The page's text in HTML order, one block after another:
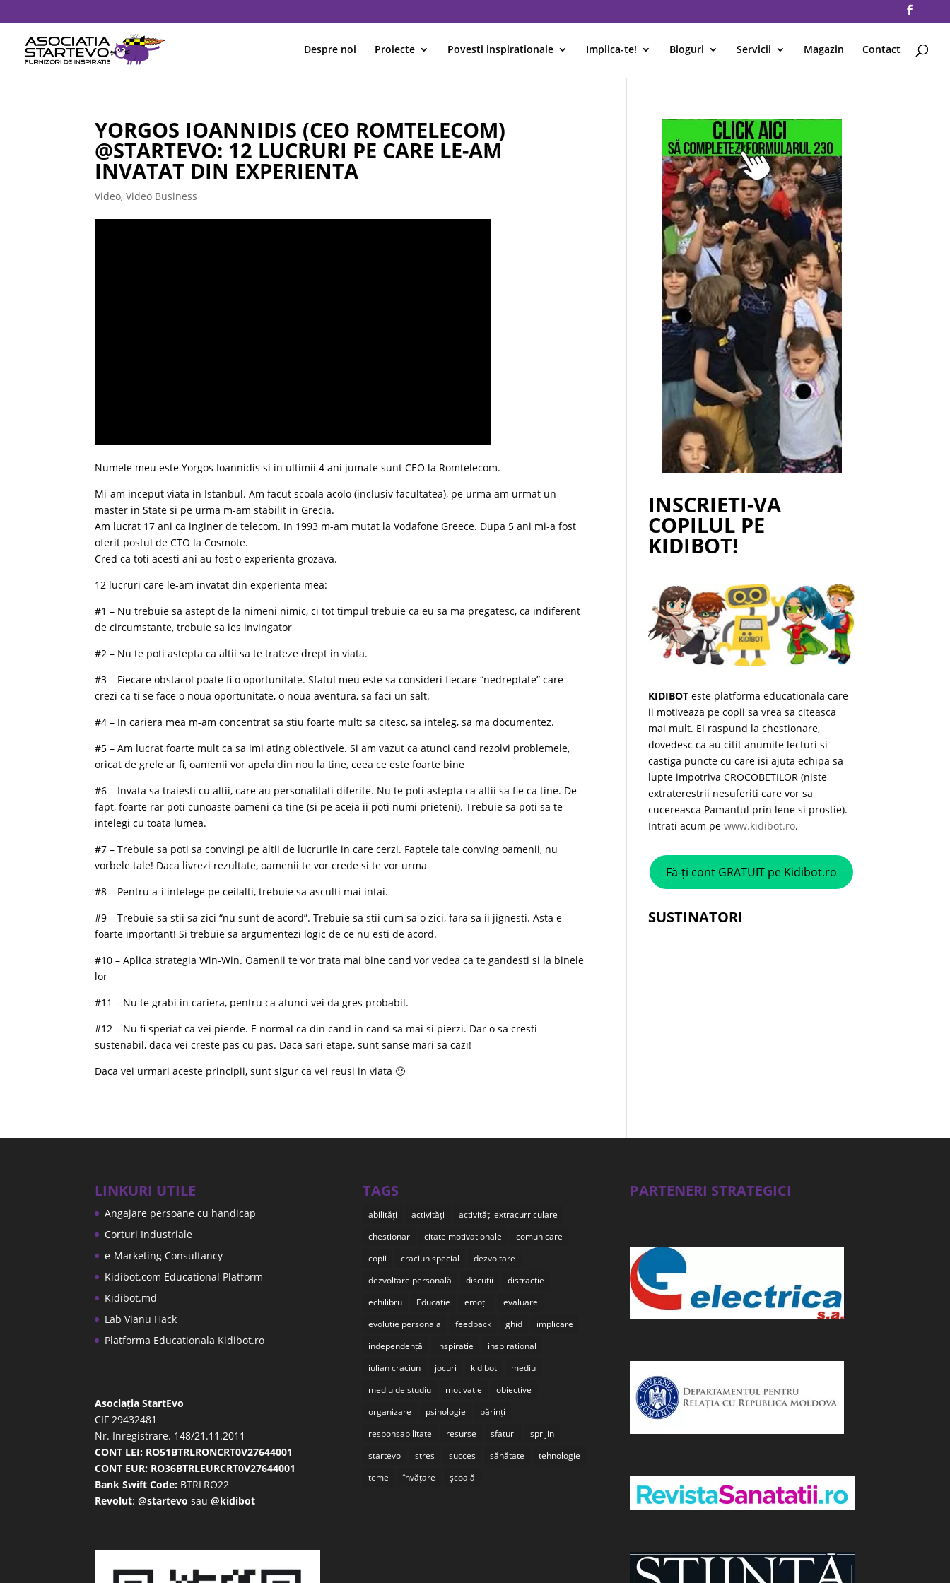
Despre noi Proiecte Povesti inspirationale Implica-te! Bloguri Servicii Magazin Contact
YORGOS IOANNIDIS (CEO ROMTELECOM)
@STARTEVO: 12 LUCRURI PE CARE LE-AM
INVATAT DIN EXPERIENTA
Video,Video Business
Numele meu este Yorgos Ioannidis si in ultimii 4 ani jumate sunt CEO la Romtelecom.
Mi-am inceput viata in Istanbul. Am facut scoala acolo (inclusiv facultatea), pe urma am urmat un
master in State si pe urma m-am stabilit in Grecia.
Am lucrat 17 ani ca inginer de telecom. In 1993 m-am mutat la Vodafone Greece. Dupa 5 ani mi-a fost
oferit postul de CTO la Cosmote.
Cred ca toti acesti ani au fost o experienta grozava.
12 lucruri care le-am invatat din experienta mea:
#1 – Nu trebuie sa astept de la nimeni nimic, ci tot timpul trebuie ca eu sa ma pregatesc, ca indiferent
de circumstante, trebuie sa ies invingator
#2 – Nu te poti astepta ca altii sa te trateze drept in viata.
#3 – Fiecare obstacol poate fi o oportunitate. Sfatul meu este sa consideri fiecare “nedreptate” care
crezi ca ti se face o noua oportunitate, o noua aventura, sa faci un salt.
#4 – In cariera mea m-am concentrat sa stiu foarte mult: sa citesc, sa inteleg, sa ma documentez.
#5 – Am lucrat foarte mult ca sa imi ating obiectivele. Si am vazut ca atunci cand rezolvi problemele,
oricat de grele ar fi, oamenii vor apela din nou la tine, ceea ce este foarte bine
#6 – Invata sa traiesti cu altii, care au personalitati diferite. Nu te poti astepta ca altii sa fie ca tine. De
fapt, foarte rar poti cunoaste oameni ca tine (si pe aceia ii poti numi prieteni). Trebuie sa poti sa te
intelegi cu toata lumea.
#7 – Trebuie sa poti sa convingi pe altii de lucrurile in care cerzi. Faptele tale conving oamenii, nu
vorbele tale! Daca livrezi rezultate, oamenii te vor crede si te vor urma
#8 – Pentru a-i intelege pe ceilalti, trebuie sa asculti mai intai.
#9 – Trebuie sa stii sa zici “nu sunt de acord”. Trebuie sa stii cum sa o zici, fara sa ii jignesti. Asta e
foarte important! Si trebuie sa argumentezi logic de ce nu esti de acord.
#10 – Aplica strategia Win-Win. Oamenii te vor trata mai bine cand vor vedea ca te gandesti si la binele
lor
#11 – Nu te grabi in cariera, pentru ca atunci vei da gres probabil.
#12 – Nu fi speriat ca vei pierde. E normal ca din cand in cand sa mai si pierzi. Dar o sa cresti
sustenabil, daca vei creste pas cu pas. Daca sari etape, sunt sanse mari sa cazi!
Daca vei urmari aceste principii, sunt sigur ca vei reusi in viata 🙂
INSCRIETI-VA
COPILUL PE
KIDIBOT!
KIDIBOT este platforma educationala care
ii motiveaza pe copii sa vrea sa citeasca
mai mult. Ei raspund la chestionare,
dovedesc ca au citit anumite lecturi si
castiga puncte cu care isi ajuta echipa sa
lupte impotriva CROCOBETILOR (niste
extraterestrii nesuferiti care vor sa
cucereasca Pamantul prin lene si prostie).
Intrati acum pewww.kidibot.ro.
Fă-ți cont GRATUIT pe Kidibot.ro
SUSTINATORI
LINKURI UTILE
Angajare persoane cu handicap
Corturi Industriale
e-Marketing Consultancy
Kidibot.com Educational Platform
Kidibot.md
Lab Vianu Hack
Platforma Educationala Kidibot.ro
Asociația StartEvo
CIF 29432481
Nr. Inregistrare. 148/21.11.2011
CONT LEI: RO51BTRLRONCRT0V27644001
CONT EUR: RO36BTRLEURCRT0V27644001
Bank Swift Code: BTRLRO22
Revolut:@startevo sau@kidibot
TAGS
abilități activități
activități extracurriculare
chestionar
citate motivationale
comunicare
copii
craciun special
dezvoltare
dezvoltare personală
discuții
distracție
echilibru
Educatie emoții
evaluare
evolutie personala
feedback ghid
implicare
independență
inspiratie
inspirational
iulian craciun
jocuri kidibot
mediu
mediu de studiu
motivatie
obiective
organizare
psihologie
părinți
responsabilitate
resurse sfaturi
sprijin
startevo
stres succes sănătate
tehnologie
teme
învățare școală
PARTENERI STRATEGICI